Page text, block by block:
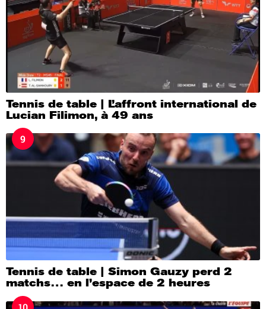
Tennis de table | L’affront international de
Lucian Filimon, à 49 ans
9
Tennis de table | Simon Gauzy perd 2
matchs… en l’espace de 2 heures